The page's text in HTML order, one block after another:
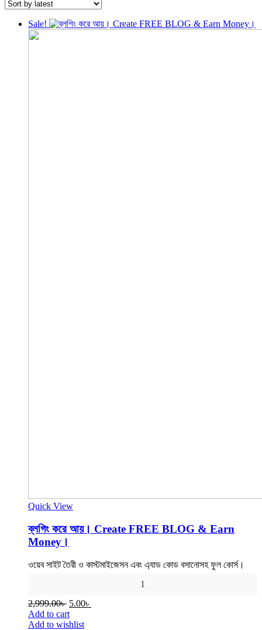
Sale!
Quick View
ব্লগিং করে আয়। Create FREE BLOG & Earn
Money।
ওয়েব সাইট তৈরী ও কাস্টমাইজেসন এবং এ্যাড কোড বসানোসহ ফুল কোর্স।
1
2,999.00৳ Original
price
was:
5.00৳
Add to cart
Add to wishlist